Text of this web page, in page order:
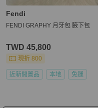
Fendi
FENDI GRAPHY 月牙包 腋下包
TWD 45,800
現折 800
近新閒置品 本地 免運